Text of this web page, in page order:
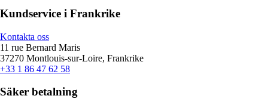
Kundservice i Frankrike
Kontakta oss
11 rue Bernard Maris
37270 Montlouis-sur-Loire, Frankrike
+33 1 86 47 62 58
Säker betalning